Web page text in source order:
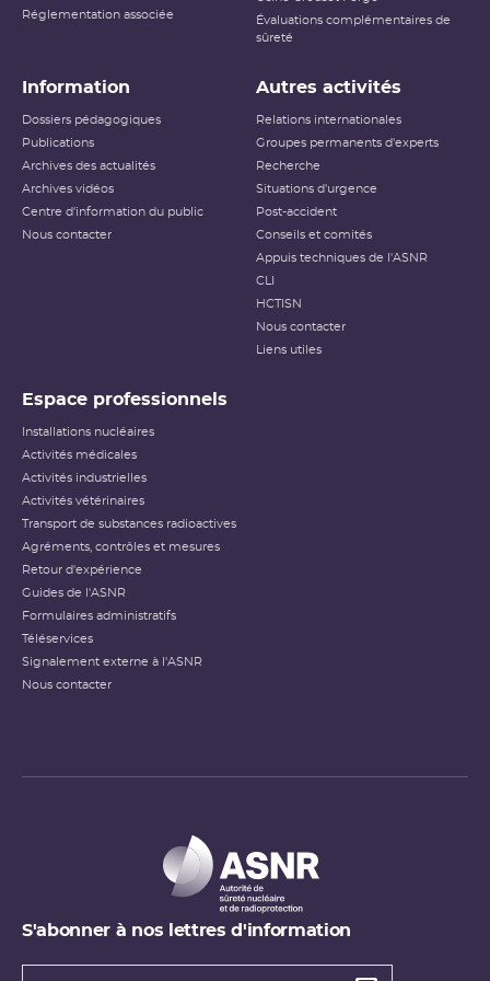
Réglementation associée
Évaluations complémentaires de
sûreté
Information
Dossiers pédagogiques
Publications
Archives des actualités
Archives vidéos
Centre d'information du public
Nous contacter
Autres activités
Relations internationales
Groupes permanents d'experts
Recherche
Situations d'urgence
Post-accident
Conseils et comités
Appuis techniques de l'ASNR
CLI
HCTISN
Nous contacter
Liens utiles
Espace professionnels
Installations nucléaires
Activités médicales
Activités industrielles
Activités vétérinaires
Transport de substances radioactives
Agréments, contrôles et mesures
Retour d'expérience
Guides de l'ASNR
Formulaires administratifs
Téléservices
Signalement externe à l'ASNR
Nous contacter
S'abonner à nos lettres d'information
Types de